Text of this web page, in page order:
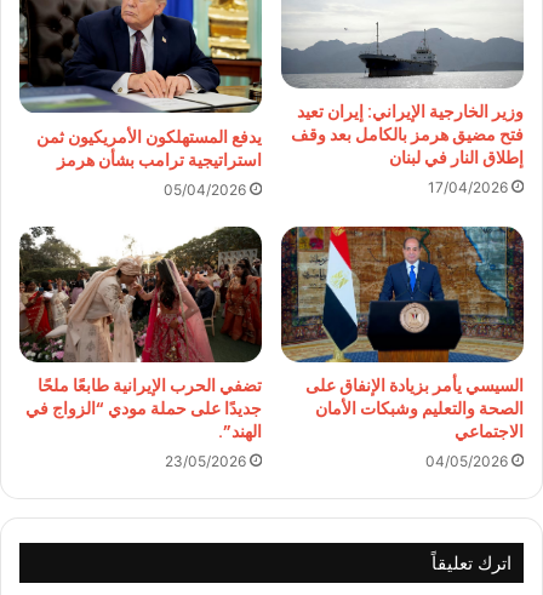
وزير الخارجية الإيراني: إيران تعيد
فتح مضيق هرمز بالكامل بعد وقف
إطلاق النار في لبنان
17/04/2026
يدفع المستهلكون الأمريكيون ثمن
استراتيجية ترامب بشأن هرمز
05/04/2026
السيسي يأمر بزيادة الإنفاق على
الصحة والتعليم وشبكات الأمان
الاجتماعي
04/05/2026
تضفي الحرب الإيرانية طابعًا ملحًا
جديدًا على حملة مودي “الزواج في
الهند”.
23/05/2026
اترك تعليقاً